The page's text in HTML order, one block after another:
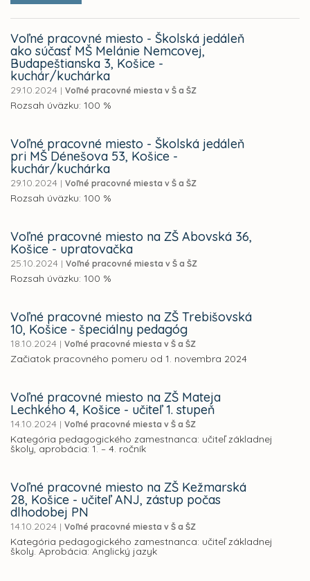
Voľné pracovné miesto - Školská jedáleň
ako súčasť MŠ Melánie Nemcovej,
Budapeštianska 3, Košice -
kuchár/kuchárka
29.10.2024 | Voľné pracovné miesta v Š a ŠZ
Rozsah úväzku: 100 %
Voľné pracovné miesto - Školská jedáleň
pri MŠ Dénešova 53, Košice -
kuchár/kuchárka
29.10.2024 | Voľné pracovné miesta v Š a ŠZ
Rozsah úväzku: 100 %
Voľné pracovné miesto na ZŠ Abovská 36,
Košice - upratovačka
25.10.2024 | Voľné pracovné miesta v Š a ŠZ
Rozsah úväzku: 100 %
Voľné pracovné miesto na ZŠ Trebišovská
10, Košice - špeciálny pedagóg
18.10.2024 | Voľné pracovné miesta v Š a ŠZ
Začiatok pracovného pomeru od 1. novembra 2024
Voľné pracovné miesto na ZŠ Mateja
Lechkého 4, Košice - učiteľ 1. stupeň
14.10.2024 | Voľné pracovné miesta v Š a ŠZ
Kategória pedagogického zamestnanca: učiteľ základnej
školy, aprobácia: 1. – 4. ročník
Voľné pracovné miesto na ZŠ Kežmarská
28, Košice - učiteľ ANJ, zástup počas
dlhodobej PN
14.10.2024 | Voľné pracovné miesta v Š a ŠZ
Kategória pedagogického zamestnanca: učiteľ základnej
školy. Aprobácia: Anglický jazyk